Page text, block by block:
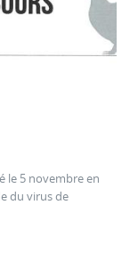
le 5 novembre en
du virus de